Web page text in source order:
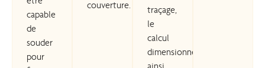
capable
de
souder
pour
couverture.
traçage,
le
calcul
dimensionnel,